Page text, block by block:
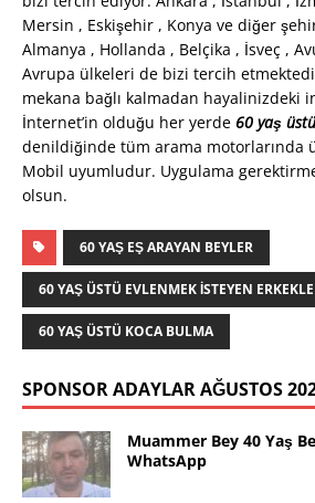
Mersin , Eskişehir , Konya ve diğer
Almanya , Hollanda , Belçika , İsveç ,
Avrupa ülkeleri de bizi tercih
mekana bağlı kalmadan hayalinizdeki
İnternet’in olduğu her yerde 60 yaş
denildiğinde tüm arama motorlarında
Mobil uyumludur. Uygulama
olsun.
60 YAŞ EŞ ARAYAN BEYLER
60 YAŞ ÜSTÜ EVLENMEK İSTEYEN
60 YAŞ ÜSTÜ KOCA BULMA
SPONSOR ADAYLAR AĞUSTOS
Muammer Bey 40 Yaş
WhatsApp